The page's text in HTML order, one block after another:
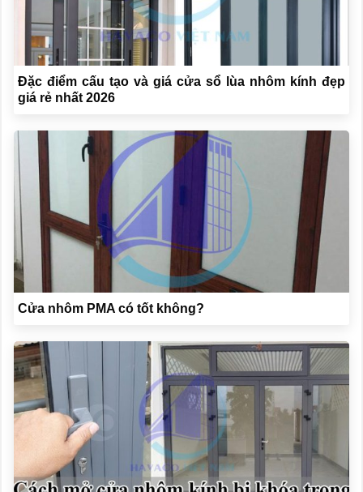
Đặc điểm cấu tạo và giá cửa sổ lùa nhôm kính đẹp
giá rẻ nhất 2026
Cửa nhôm PMA có tốt không?